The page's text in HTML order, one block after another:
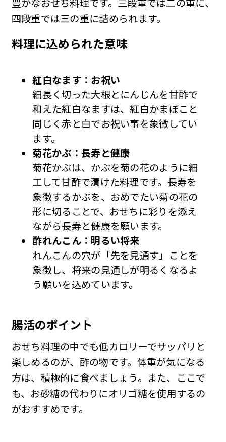
四段重では三の重に詰められます。
料理に込められた意味
紅白なます：お祝い
細長く切った大根とにんじんを甘酢で
和えた紅白なますは、紅白かまぼこと
同じく赤と白でお祝い事を象徴してい
ます。
菊花かぶ：長寿と健康
菊花かぶは、かぶを菊の花のように細
工して甘酢で漬けた料理です。長寿を
象徴するかぶを、おめでたい菊の花の
形に切ることで、おせちに彩りを添え
ながら長寿と健康を願います。
酢れんこん：明るい将来
れんこんの穴が「先を見通す」ことを
象徴し、将来の見通しが明るくなるよ
う願いを込めています。
腸活のポイント
おせち料理の中でも低カロリーでサッパリと
楽しめるのが、酢の物です。体重が気になる
方は、積極的に食べましょう。また、ここで
も、お砂糖の代わりにオリゴ糖を使用するの
がおすすめです。